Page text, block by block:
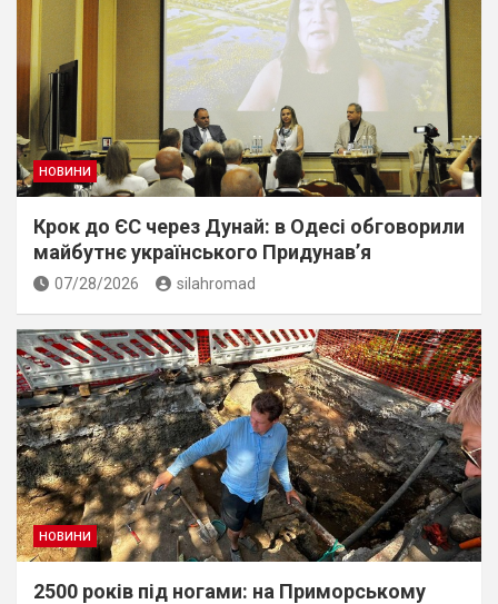
НОВИНИ
Крок до ЄС через Дунай: в Одесі обговорили
майбутнє українського Придунав’я
07/28/2026 silahromad
НОВИНИ
2500 років під ногами: на Приморському